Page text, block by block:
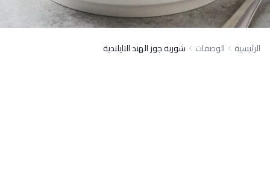
الرئيسية الوصفات شوربة جوز الهند التايلندية